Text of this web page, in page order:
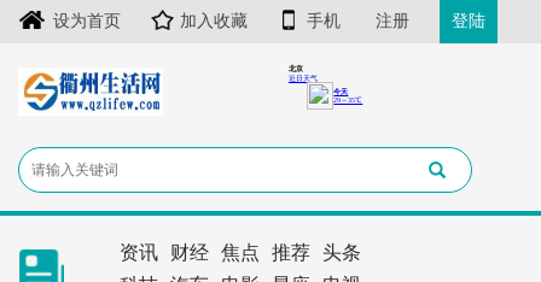
设为首页 加入收藏 手机 注册 登陆
资讯 财经 焦点 推荐
头条